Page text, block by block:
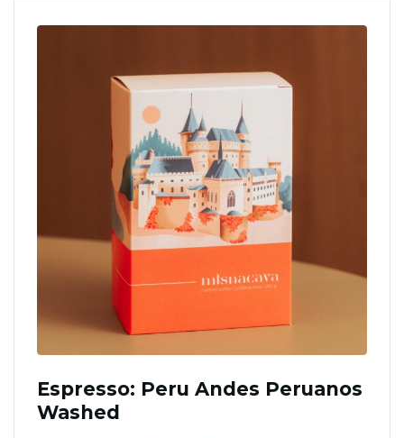
Espresso: Peru Andes Peruanos
Washed